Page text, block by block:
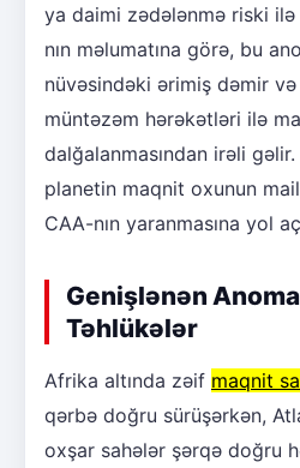
ya daimi zədələnmə riski
nın məlumatına görə, bu
nüvəsindəki ərimiş dəmir
müntəzəm hərəkətləri ilə
dalğalanmasından irəli
planetin maqnit oxunun
CAA-nın yaranmasına yol
Genişlənən
Təhlükələr
Afrika altında zəif maqnit
qərbə doğru sürüşərkən,
oxşar sahələr şərqə doğru